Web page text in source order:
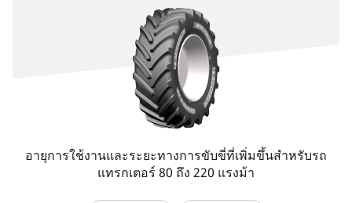
อายุการใช้งานและระยะทางการขับขี่ที่เพิ่มขึ้นสำหรับรถ
แทรกเตอร์ 80 ถึง 220 แรงม้า